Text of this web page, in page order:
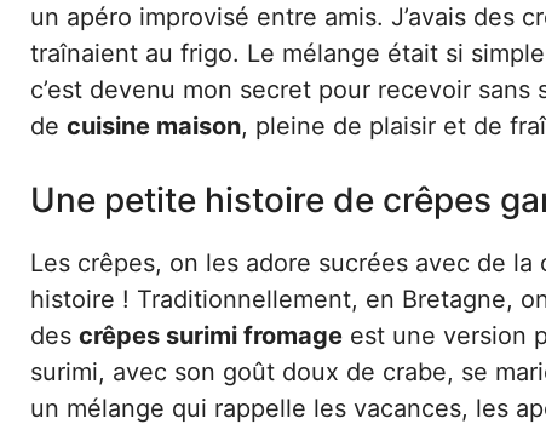
un apéro improvisé entre amis. J’avais des
traînaient au frigo. Le mélange était si
c’est devenu mon secret pour recevoir
de cuisine maison, pleine de plaisir et de
Une petite histoire de crêpes
Les crêpes, on les adore sucrées avec de
histoire ! Traditionnellement, en Bretagne,
des crêpes surimi fromage est une version
surimi, avec son goût doux de crabe, se
un mélange qui rappelle les vacances, les